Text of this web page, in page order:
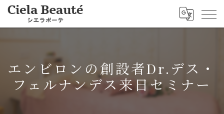
エンビロンの創設者Dr.デス・
フェルナンデス来日セミナー